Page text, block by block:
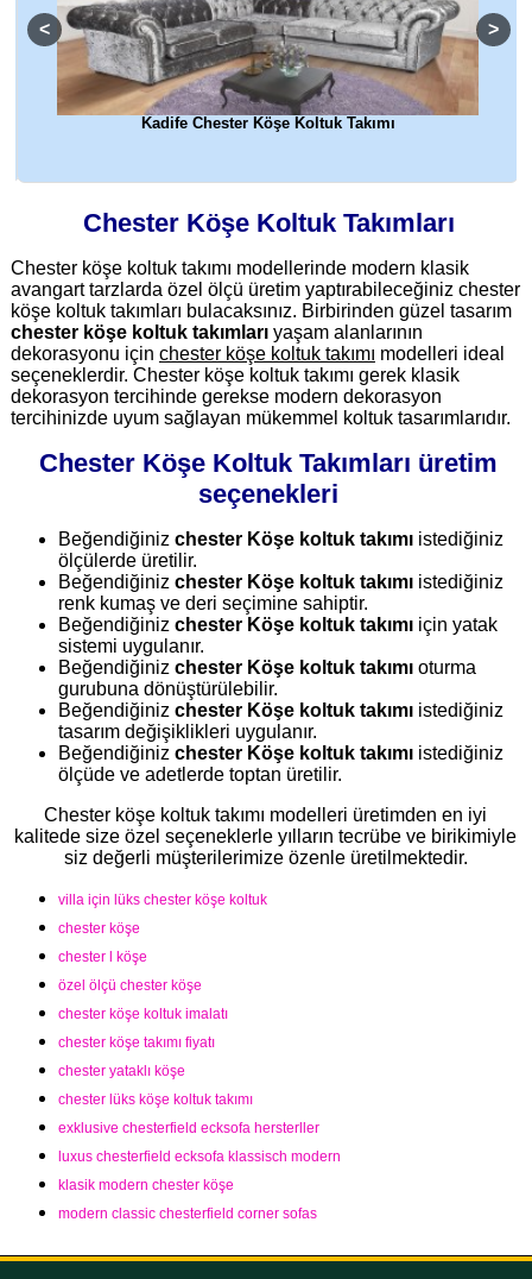
Kadife Chester Köşe Koltuk Takımı
Chester Köşe Koltuk Takımları
Chester köşe koltuk takımı modellerinde modern klasik
avangart tarzlarda özel ölçü üretim yaptırabileceğiniz chester
köşe koltuk takımları bulacaksınız. Birbirinden güzel tasarım
chester köşe koltuk takımlarıyaşam alanlarının
dekorasyonu için chester köşe koltuk takımı modelleri ideal
seçeneklerdir. Chester köşe koltuk takımı gerek klasik
dekorasyon tercihinde gerekse modern dekorasyon
tercihinizde uyum sağlayan mükemmel koltuk tasarımlarıdır.
Chester Köşe Koltuk Takımları üretim
seçenekleri
Beğendiğiniz chester Köşe koltuk takımıistediğiniz
ölçülerde üretilir.
Beğendiğiniz chester Köşe koltuk takımıistediğiniz
renk kumaş ve deri seçimine sahiptir.
Beğendiğiniz chester Köşe koltuk takımıiçin yatak
sistemi uygulanır.
Beğendiğiniz chester Köşe koltuk takımıoturma
gurubuna dönüştürülebilir.
Beğendiğiniz chester Köşe koltuk takımıistediğiniz
tasarım değişiklikleri uygulanır.
Beğendiğiniz chester Köşe koltuk takımıistediğiniz
ölçüde ve adetlerde toptan üretilir.
Chester köşe koltuk takımı modelleri üretimden en iyi
kalitede size özel seçeneklerle yılların tecrübe ve birikimiyle
siz değerli müşterilerimize özenle üretilmektedir.
villa için lüks chester köşe koltuk
chester köşe
chester l köşe
özel ölçü chester köşe
chester köşe koltuk imalatı
chester köşe takımı fiyatı
chester yataklı köşe
chester lüks köşe koltuk takımı
exklusive chesterfield ecksofa hersterller
luxus chesterfield ecksofa klassisch modern
klasik modern chester köşe
modern classic chesterfield corner sofas